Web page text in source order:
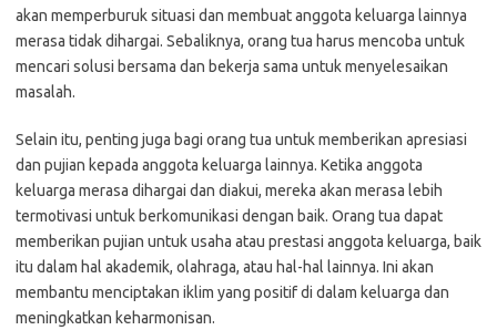
akan memperburuk situasi dan membuat anggota keluarga lainnya
merasa tidak dihargai. Sebaliknya, orang tua harus mencoba untuk
mencari solusi bersama dan bekerja sama untuk menyelesaikan
masalah.
Selain itu, penting juga bagi orang tua untuk memberikan apresiasi
dan pujian kepada anggota keluarga lainnya. Ketika anggota
keluarga merasa dihargai dan diakui, mereka akan merasa lebih
termotivasi untuk berkomunikasi dengan baik. Orang tua dapat
memberikan pujian untuk usaha atau prestasi anggota keluarga, baik
itu dalam hal akademik, olahraga, atau hal-hal lainnya. Ini akan
membantu menciptakan iklim yang positif di dalam keluarga dan
meningkatkan keharmonisan.